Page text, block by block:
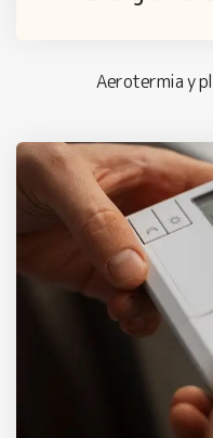
Aerotermia y